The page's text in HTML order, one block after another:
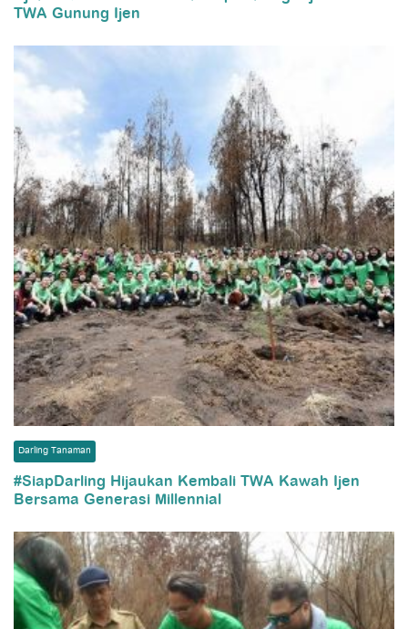
TWA Gunung Ijen
Darling Tanaman
#SiapDarling Hijaukan Kembali TWA Kawah Ijen
Bersama Generasi Millennial